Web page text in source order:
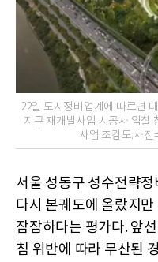
22일 도시정비업계에 따르면
지구 재개발사업 시공사 입찰
사업 조감도.사
서울 성동구 성수전략정
다시 본궤도에 올랐지
잠잠하다는 평가다. 앞
침 위반에 따라 무산된